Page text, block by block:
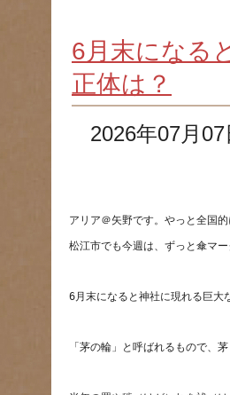
6月末になる
正体は？
2026年07月
松江市でも今週は、ずっと傘マー